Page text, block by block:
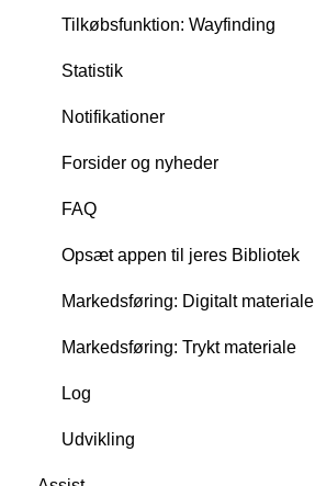
Tilkøbsfunktion: Wayfinding
Statistik
Notifikationer
Forsider og nyheder
FAQ
Opsæt appen til jeres Bibliotek
Markedsføring: Digitalt materiale
Markedsføring: Trykt materiale
Log
Udvikling